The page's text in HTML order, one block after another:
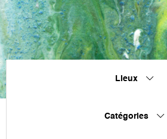
Lieux
Catégories